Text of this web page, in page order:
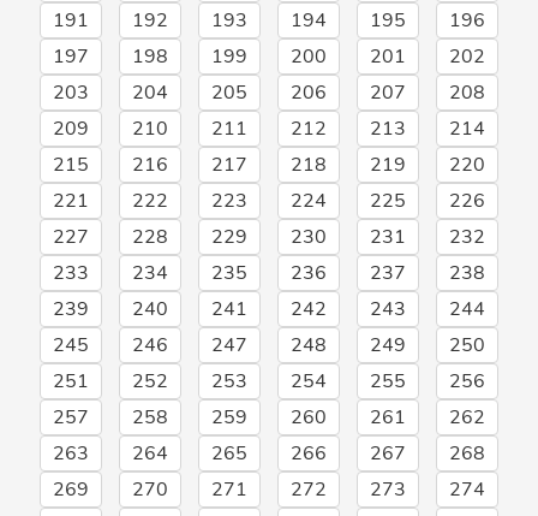
191
192 193 194 195
196
197
198 199 200 201
202
203
204 205 206 207
208
209
210 211 212 213
214
215
216 217 218 219
220
221
222 223 224 225
226
227
228 229 230 231
232
233
234 235 236 237
238
239
240 241 242 243
244
245
246 247 248 249
250
251
252 253 254 255
256
257
258 259 260 261
262
263
264 265 266 267
268
269
270 271 272 273
274